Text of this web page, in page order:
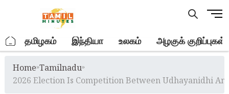
M
u
t
. தமிழகம் இந்தியா உலகம் அழகுக் குறிப்புகள்
Home»Tamilnadu»
2026 Election Is Competition Between Udhayanidhi